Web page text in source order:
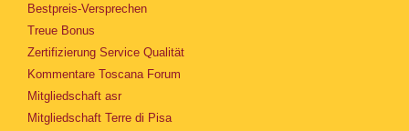
Bestpreis-Versprechen
Treue Bonus
Zertifizierung Service Qualität
Kommentare Toscana Forum
Mitgliedschaft asr
Mitgliedschaft Terre di Pisa